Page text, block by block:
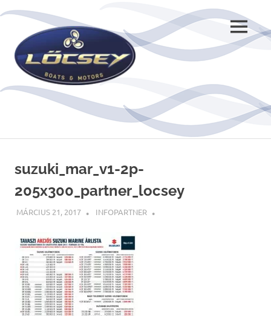
content
MENU
suzuki_mar_v1-2p-
205x300_partner_locsey
MÁRCIUS 21, 2017 INFOPARTNER